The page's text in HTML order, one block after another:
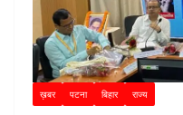
ख़बर पटना बिहार राज्य